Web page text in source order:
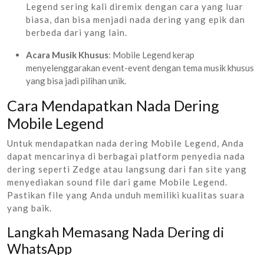
Legend sering kali diremix dengan cara yang luar
biasa, dan bisa menjadi nada dering yang epik dan
berbeda dari yang lain.
Acara Musik Khusus: Mobile Legend kerap
menyelenggarakan event-event dengan tema musik khusus
yang bisa jadi pilihan unik.
Cara Mendapatkan Nada Dering
Mobile Legend
Untuk mendapatkan nada dering Mobile Legend, Anda
dapat mencarinya di berbagai platform penyedia nada
dering seperti Zedge atau langsung dari fan site yang
menyediakan sound file dari game Mobile Legend.
Pastikan file yang Anda unduh memiliki kualitas suara
yang baik.
Langkah Memasang Nada Dering di
WhatsApp